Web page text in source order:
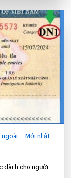
– Mới nhất
dành cho người